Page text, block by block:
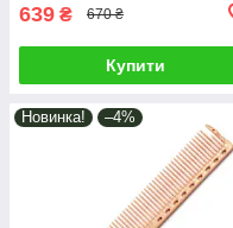
639 ₴ 670 ₴
Купити
Новинка! –4%